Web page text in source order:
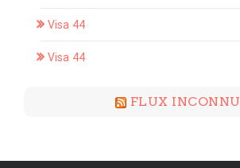
Visa 44
Visa 44
FLUX INCONNU